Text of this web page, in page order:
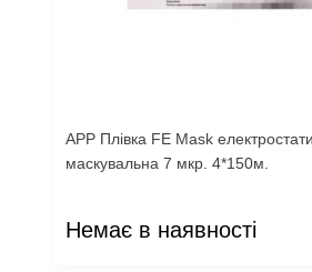
APP Плівка FE Mask
маскувальна 7 мкр. 4*150м.
Немає в наявності